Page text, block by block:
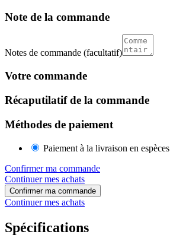
Note de la commande
Notes de commande (facultatif)
Votre commande
Récaputilatif de la commande
Méthodes de paiement
Paiement à la livraison en espèces
Confirmer ma commande
Continuer mes achats
Confirmer ma commande
Continuer mes achats
Spécifications